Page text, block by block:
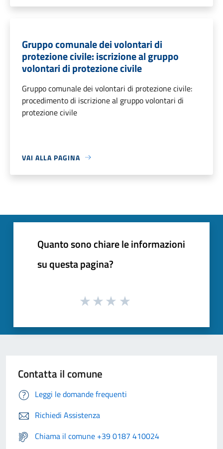
Gruppo comunale dei volontari di
protezione civile: iscrizione al gruppo
volontari di protezione civile
Gruppo comunale dei volontari di protezione civile:
procedimento di iscrizione al gruppo volontari di
protezione civile
VAI ALLA PAGINA
Quanto sono chiare le informazioni
su questa pagina?
Contatta il comune
Leggi le domande frequenti
Richiedi Assistenza
Chiama il comune +39 0187 410024